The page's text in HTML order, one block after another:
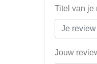
Titel van je
Jouw